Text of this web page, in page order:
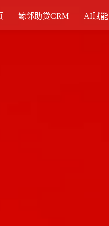
鲸邻助贷CRM AI赋能